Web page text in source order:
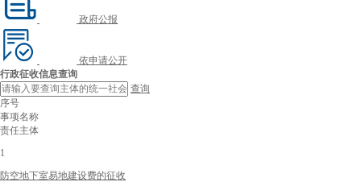
政府公报
依申请公开
行政征收信息查询
查询
序号
事项名称
责任主体
1
防空地下室易地建设费的征收